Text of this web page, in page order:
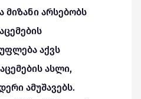
მიზანი არსებობს
აქვს
ასლი,
ამუშავებს.